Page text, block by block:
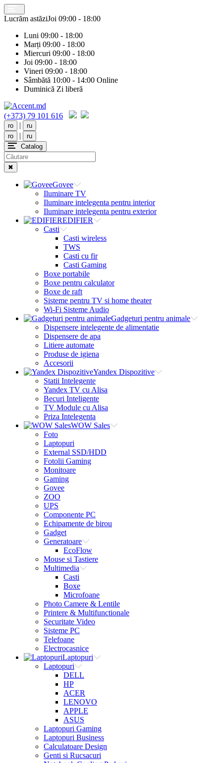
Lucrăm astăziJoi 09:00 - 18:00
Luni 09:00 - 18:00
Marți 09:00 - 18:00
Miercuri 09:00 - 18:00
Joi 09:00 - 18:00
Vineri 09:00 - 18:00
Sâmbătă 10:00 - 14:00 Online
Duminică Zi liberă
(+373) 79 101 616
ro |
ru
ro
|
ru
Catalog
✖
Govee
Iluminare TV
Iluminare intelegenta pentru interior
Iluminare intelegenta pentru exterior
EDIFIER
Casti
Casti wireless
TWS
Casti cu fir
Casti Gaming
Boxe portabile
Boxe pentru calculator
Boxe de raft
Sisteme pentru TV si home theater
Wi-Fi Sisteme Audio
Gadgeturi pentru animale
Dispensere intelegente de alimentatie
Dispensere de apa
Litiere automate
Produse de igiena
Accesorii
Yandex Dispozitive
Statii Intelegente
Yandex TV cu Alisa
Becuri Inteligente
TV Module cu Alisa
Priza Intelegenta
WOW Sales
Foto
Laptopuri
External SSD/HDD
Fotolii Gaming
Monitoare
Gaming
Govee
ZOO
UPS
Componente PC
Echipamente de birou
Gadget
Generatoare
EcoFlow
Mouse si Tastiere
Multimedia
Casti
Boxe
Microfoane
Photo Camere & Lentile
Printere & Multifunctionale
Securitate Video
Sisteme PC
Telefoane
Electrocasnice
Laptopuri
Laptopuri
DELL
HP
ACER
LENOVO
APPLE
ASUS
Laptopuri Gaming
Laptopuri Business
Calculatoare Design
Genti si Rucsacuri